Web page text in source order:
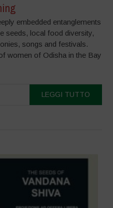
embedded entanglements
seeds, local food diversity,
songs and festivals.
women of Odisha in the Bay
LEGGI TUTTO